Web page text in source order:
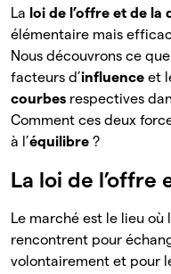
La loi de l’offre et de la
élémentaire mais
Nous découvrons ce que
facteurs d’influence et
courbes respectives
Comment ces deux
à l’équilibre ?
La loi de l’offre
Le marché est le lieu où
rencontrent pour
volontairement et pour